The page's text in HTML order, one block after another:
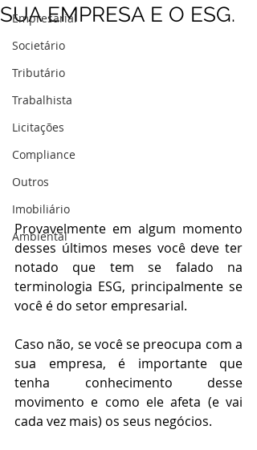
Empresarial
Societário
Tributário
Trabalhista
Licitações
Compliance
Outros
Imobiliário
Ambiental
SUA EMPRESA E O ESG.
Provavelmente em algum momento
desses últimos meses você deve ter
notado que tem se falado na
terminologia ESG, principalmente se
você é do setor empresarial.
Caso não, se você se preocupa com a
sua empresa, é importante que
tenha conhecimento desse
movimento e como ele afeta (e vai
cada vez mais) os seus negócios.